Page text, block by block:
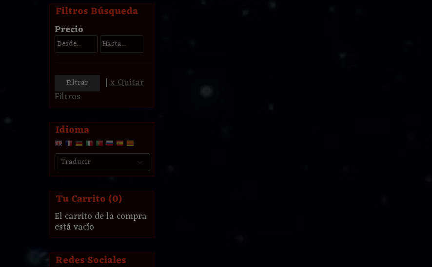
Filtros Búsqueda
Precio
| x Quitar
Filtros
Idioma
Tu Carrito (0)
El carrito de la compra
está vacío
Redes Sociales